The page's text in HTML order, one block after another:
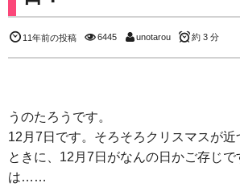
11年前の投稿 6445 unotarou 約 3 分
うのたろうです。
12月7日です。そろそろクリスマスが近
ときに、12月7日がなんの日かご存じ
は……